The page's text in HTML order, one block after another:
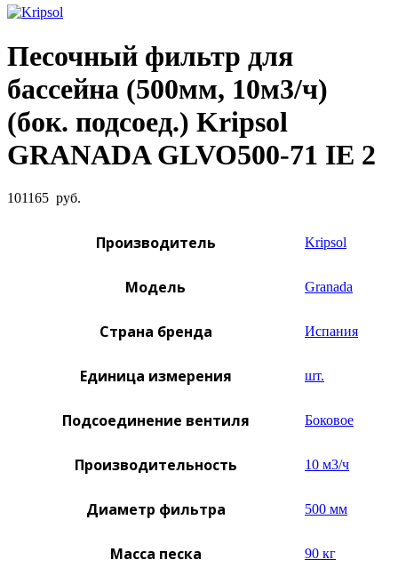
Песочный фильтр для
бассейна (500мм, 10м3/ч)
(бок. подсоед.) Kripsol
GRANADA GLVO500-71 IE 2
101165 руб.
Производитель Kripsol
Модель Granada
Страна бренда Испания
Единица измерения шт.
Подсоединение вентиля Боковое
Производительность 10 м3/ч
Диаметр фильтра 500 мм
Масса песка 90 кг